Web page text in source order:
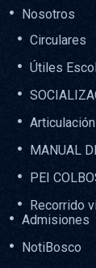
Nosotros
Circulares
Útiles
MANUAL
PEI
Recorrido
Admisiones
NotiBosco